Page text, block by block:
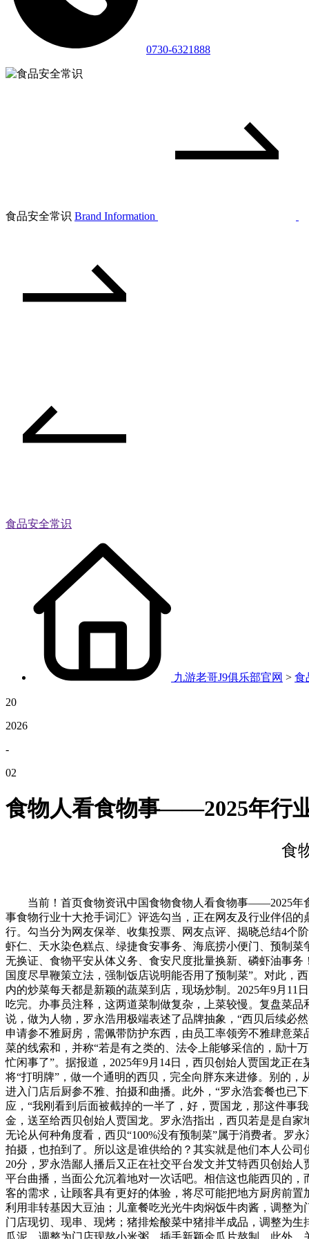
0730-6321888
食品安全常识 Brand Information
食品安全常识
九游老哥J9俱乐部官网 > 食
20
2026
-
02
食物人看食物事——2025年行
食
当前！首页食物资讯中国食物食物人看食物事——2025年食
事食物行业十大抢手词汇》评选勾当，正在网友及行业伴侣
行。勾当分为网友保举、收集投票、网友点评、揭晓总结4个
虾仁、天水染色糕点、绿捷食安事务、海底捞小便门、预制
无换证、食物平安从体义务、食安尺度批量换新、磷虾油事
国度尽早鞭策立法，强制饭店说明能否用了预制菜”。对此，
内的炒菜每天都是新颖的蔬菜到店，现场炒制。2025年9月
吃完。办事员注释，这两道菜制做复杂，上菜较慢。复盘菜
说，做为人物，罗永浩用极端表述了品牌抽象，“西贝后续必
申请参不雅厨房，需佩带防护东西，由员工率领旁不雅肆意
菜的线索和，并称“若是有之类的、法令上能够采信的，励十
忙闲事了”。据报道，2025年9月14日，西贝创始人贾国龙正
将“打明牌”，做一个通明的西贝，完全向胖东来进修。别的
进入门店后厨参不雅、拍摄和曲播。此外，“罗永浩套餐也已
应，“我刚看到后面被截掉的一半了，好，贾国龙，那这件事
金，送至给西贝创始人贾国龙。罗永浩指出，西贝若是是自
无论从何种角度看，西贝“100%没有预制菜”属于消费者。罗
拍摄，也拍到了。所以这是谁供给的？其实就是他们本人公
20分，罗永浩鄙人播后又正在社交平台发文并艾特西贝创始
平台曲播，当面公允沉着地对一次话吧。相信这也能西贝的
客的需求，让顾客具有更好的体验，将尽可能把地方厨房前
利用非转基因大豆油；儿童餐吃光光牛肉焖饭牛肉酱，调整
门店现切、现串、现烤；猪排烩酸菜中猪排半成品，调整为
瓜泥，调整为门店现熬小米粥，插手新颖金瓜片熬制。此外